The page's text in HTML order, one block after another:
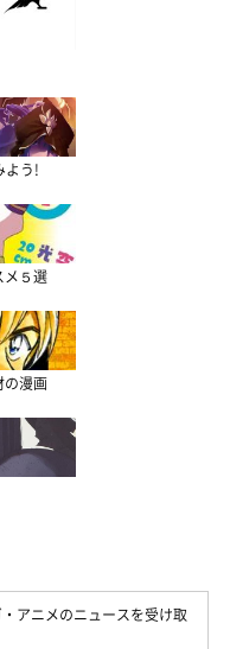
よう!
メ５選
の漫画
アニメのニュースを受け取